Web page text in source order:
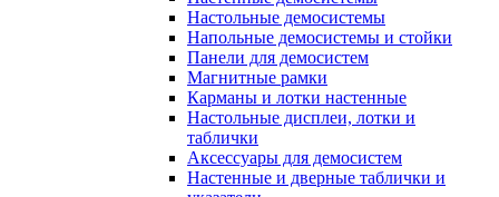
Настольные демосистемы
Напольные демосистемы и стойки
Панели для демосистем
Магнитные рамки
Карманы и лотки настенные
Настольные дисплеи, лотки и
таблички
Аксессуары для демосистем
Настенные и дверные таблички и